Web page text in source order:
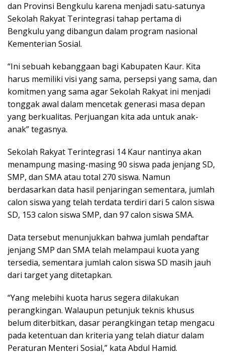
dan Provinsi Bengkulu karena menjadi satu-satunya
Sekolah Rakyat Terintegrasi tahap pertama di
Bengkulu yang dibangun dalam program nasional
Kementerian Sosial.
“Ini sebuah kebanggaan bagi Kabupaten Kaur. Kita
harus memiliki visi yang sama, persepsi yang sama, dan
komitmen yang sama agar Sekolah Rakyat ini menjadi
tonggak awal dalam mencetak generasi masa depan
yang berkualitas. Perjuangan kita ada untuk anak-
anak” tegasnya.
Sekolah Rakyat Terintegrasi 14 Kaur nantinya akan
menampung masing-masing 90 siswa pada jenjang SD,
SMP, dan SMA atau total 270 siswa. Namun
berdasarkan data hasil penjaringan sementara, jumlah
calon siswa yang telah terdata terdiri dari 5 calon siswa
SD, 153 calon siswa SMP, dan 97 calon siswa SMA.
Data tersebut menunjukkan bahwa jumlah pendaftar
jenjang SMP dan SMA telah melampaui kuota yang
tersedia, sementara jumlah calon siswa SD masih jauh
dari target yang ditetapkan.
“Yang melebihi kuota harus segera dilakukan
perangkingan. Walaupun petunjuk teknis khusus
belum diterbitkan, dasar perangkingan tetap mengacu
pada ketentuan dan kriteria yang telah diatur dalam
Peraturan Menteri Sosial,” kata Abdul Hamid.